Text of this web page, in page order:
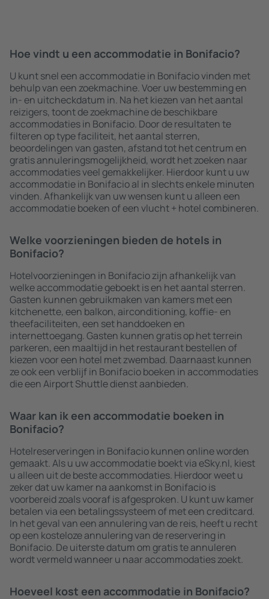
Hoe vindt u een accommodatie in Bonifacio?
U kunt snel een accommodatie in Bonifacio vinden met
behulp van een zoekmachine. Voer uw bestemming en
in- en uitcheckdatum in. Na het kiezen van het aantal
reizigers, toont de zoekmachine de beschikbare
accommodaties in Bonifacio. Door de resultaten te
filteren op type faciliteit, het aantal sterren,
beoordelingen van gasten, afstand tot het centrum en
gratis annuleringsmogelijkheid, wordt het zoeken naar
accommodaties veel gemakkelijker. Hierdoor kunt u uw
accommodatie in Bonifacio al in slechts enkele minuten
vinden. Afhankelijk van uw wensen kunt u alleen een
accommodatie boeken of een vlucht + hotel combineren.
Welke voorzieningen bieden de hotels in
Bonifacio?
Hotelvoorzieningen in Bonifacio zijn afhankelijk van
welke accommodatie geboekt is en het aantal sterren.
Gasten kunnen gebruikmaken van kamers met een
kitchenette, een balkon, airconditioning, koffie- en
theefaciliteiten, een set handdoeken en
internettoegang. Gasten kunnen gratis op het terrein
parkeren, een maaltijd in het restaurant bestellen of
kiezen voor een hotel met zwembad. Daarnaast kunnen
ze ook een verblijf in Bonifacio boeken in accommodaties
die een Airport Shuttle dienst aanbieden.
Waar kan ik een accommodatie boeken in
Bonifacio?
Hotelreserveringen in Bonifacio kunnen online worden
gemaakt. Als u uw accommodatie boekt via eSky.nl, kiest
u alleen uit de beste accommodaties. Hierdoor weet u
zeker dat uw kamer na aankomst in Bonifacio is
voorbereid zoals vooraf is afgesproken. U kunt uw kamer
betalen via een betalingssysteem of met een creditcard.
In het geval van een annulering van de reis, heeft u recht
op een kosteloze annulering van de reservering in
Bonifacio. De uiterste datum om gratis te annuleren
wordt vermeld wanneer u naar accommodaties zoekt.
Hoeveel kost een accommodatie in Bonifacio?